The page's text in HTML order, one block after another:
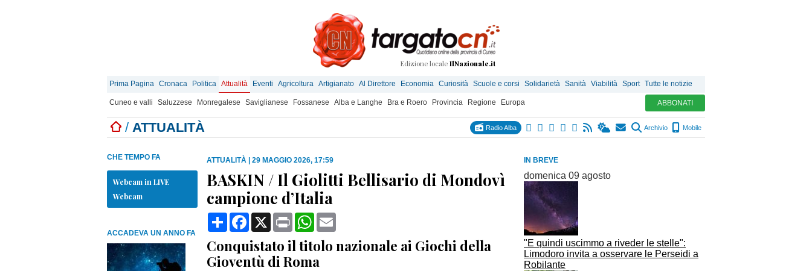
Edizione locale IlNazionale.it
Prima Pagina Cronaca Politica Attualità Eventi Agricoltura Artigianato Al Direttore Economia Curiosità Scuole e corsi Solidarietà Sanità Viabilità Sport Tutte le notizie
Cuneo e valli Saluzzese Monregalese Saviglianese Fossanese Alba e Langhe Bra e Roero Provincia Regione Europa ABBONATI
/ ATTUALITÀ Radio Alba Archivio Mobile
IN BREVE
domenica 09 agosto
"E quindi uscimmo a riveder le stelle":
Limodoro invita a osservare le Perseidi a
Robilante
CHE TEMPO FA
Webcam in LIVE
Webcam
ACCADEVA UN ANNO FA
ATTUALITÀ 29 MAGGIO 2026, 17:59
BASKIN / Il Giolitti Bellisario di Mondovì
campione d’Italia
CondividiFacebook
X Print WhatsApp
Conquistato il titolo nazionale ai Giochi della
Gioventù di Roma